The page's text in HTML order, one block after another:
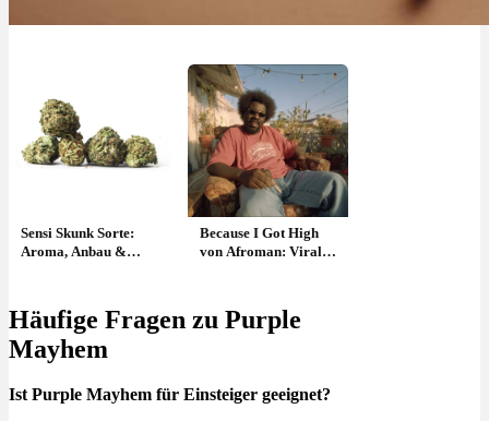
Sensi Skunk Sorte:
Aroma, Anbau &
Because I Got High
von Afroman: Viraler
Häufige Fragen zu Purple
Mayhem
Ist Purple Mayhem für Einsteiger geeignet?